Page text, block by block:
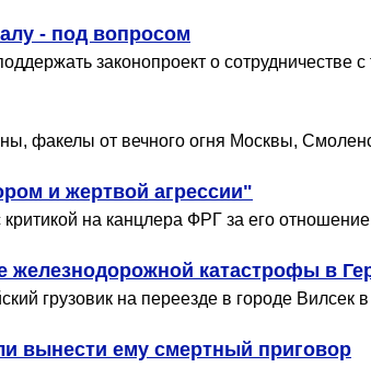
- под вопросом
законопроект о
факелы от вечного огня Москвы,
и жертвой агрессии"
на канцлера ФРГ за его
железнодорожной катастрофы в
грузовик на переезде в городе
вынести ему смертный приговор